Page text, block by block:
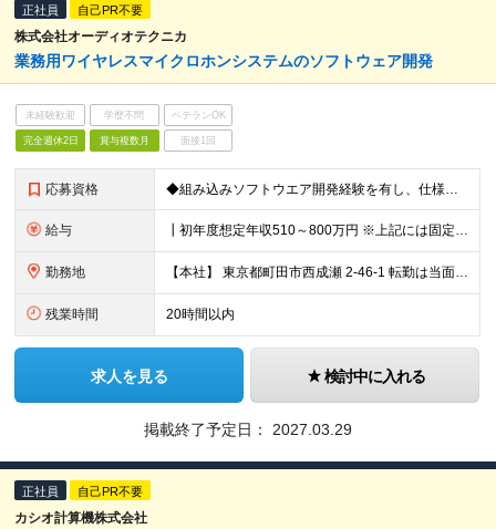
正社員 自己PR不要
株式会社オーディオテクニカ
業務用ワイヤレスマイクロホンシステムのソフトウェア開発
未経験歓迎 学歴不問 ベテランOK
完全週休2日 賞与複数月 面接1回
応募資格 ◆組み込みソフトウエア開発経験を有し、仕様作成からコーディングが行えること ◆要求仕様書から設計詳細仕様を作成できること ◆UT/CTテスト仕様を作成し、テストを実施できること
給与 ┃初年度想定年収510～800万円 ※上記には固定残業代20時間分を含みます 超過分は別途支給いたします ※試用期間あり（3ヶ月） 期間中、欠勤が発生しなければ待遇などの変更はありません
勤務地 【本社】 東京都町田市西成瀬 2-46-1 転勤は当面の間ありません。 (変更の範囲)会社の定める勤務地
残業時間 20時間以内
求人を見る 検討中に入れる
掲載終了予定日： 2027.03.29
正社員 自己PR不要
カシオ計算機株式会社